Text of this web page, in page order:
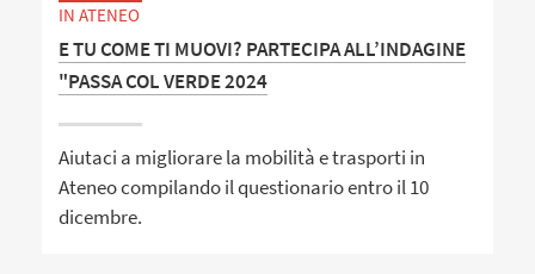
IN ATENEO
E TU COME TI MUOVI? PARTECIPA ALL’INDAGINE
"PASSA COL VERDE 2024
Aiutaci a migliorare la mobilità e trasporti in
Ateneo compilando il questionario entro il 10
dicembre.